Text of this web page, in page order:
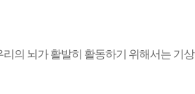
의 뇌가 활발히 활동하기 위해서는 기